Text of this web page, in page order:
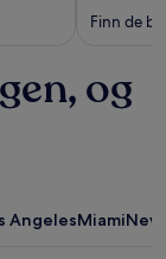
Finn de
og
AngelesMiamiNew